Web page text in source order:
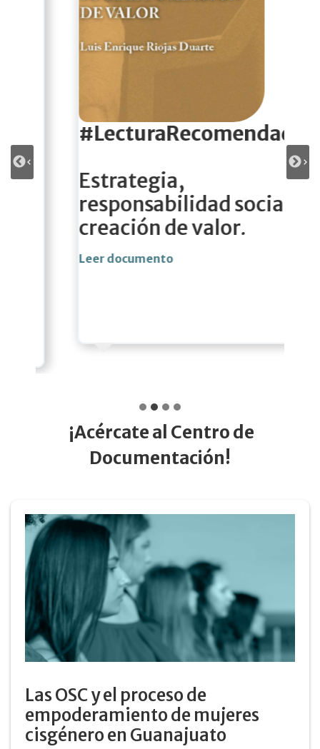
#LecturaRecomendada
Estrategia,
responsabilidad social y
creación de valor.
Leer documento
¡Acércate al Centro de
Documentación!
Las OSC y el proceso de
empoderamiento de mujeres
cisgénero en Guanajuato